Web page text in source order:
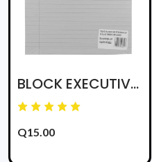
BLOCK EXECUTIVE 82871 RAYADO BLANCO CARTA 50H
Q15.00